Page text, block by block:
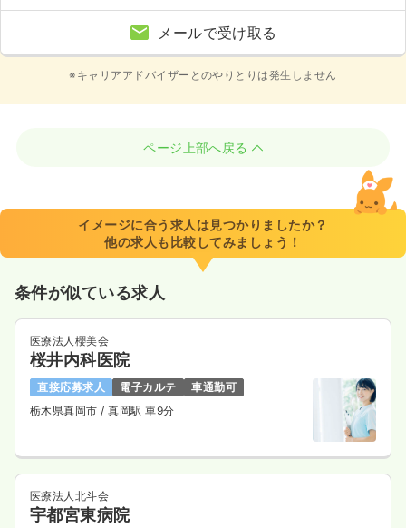
メールで受け取る
※キャリアアドバイザーとのやりとりは発生しません
ページ上部へ戻る
イメージに合う求人は見つかりましたか？
他の求人も比較してみましょう！
条件が似ている求人
医療法人櫻美会
桜井内科医院
直接応募求人 電子カルテ
車通勤可
栃木県真岡市/ 真岡駅 車9分
医療法人北斗会
宇都宮東病院